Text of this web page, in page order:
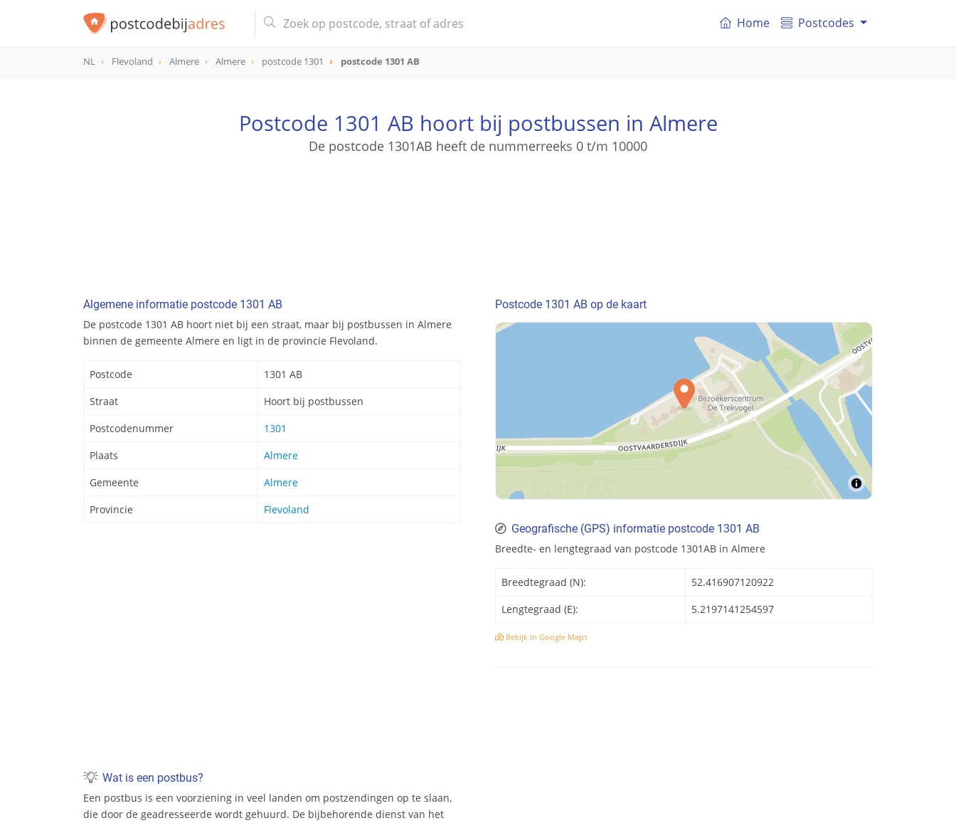
Home Postcodes
NL Flevoland Almere Almere postcode 1301 postcode 1301 AB
Postcode 1301 AB hoort bij postbussen in Almere
De postcode 1301AB heeft de nummerreeks 0 t/m 10000
Algemene informatie postcode 1301 AB
De postcode 1301 AB hoort niet bij een straat, maar bij postbussen in Almere
binnen de gemeente Almere en ligt in de provincie Flevoland.
Postcode
1301 AB
Straat
Hoort bij postbussen
Postcodenummer
1301
Plaats
Almere
Gemeente
Almere
Provincie
Flevoland
Wat is een postbus?
Een postbus is een voorziening in veel landen om postzendingen op te slaan,
die door de geadresseerde wordt gehuurd. De bijbehorende dienst van het
Postcode 1301 AB op de kaart
Geografische (GPS) informatie postcode 1301 AB
Breedte- en lengtegraad van postcode 1301AB in Almere
Breedtegraad (N):
52.416907120922
Lengtegraad (E):
5.2197141254597
Bekijk in Google Maps